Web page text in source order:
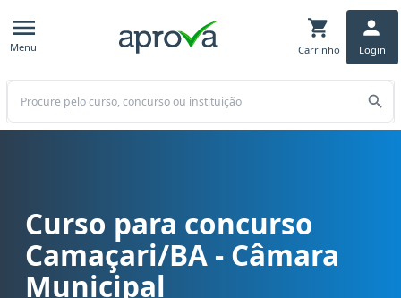
Menu Carrinho Login
Buscar
Curso para concurso Camaçari/BA - Câmara Municipal cargo
Curso para concurso
Camaçari/BA - Câmara
Municipal